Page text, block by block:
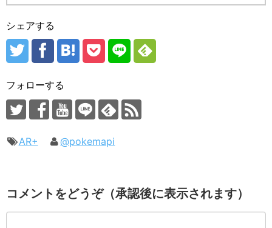
シェアする
フォローする
AR+ @pokemapi
コメントをどうぞ（承認後に表示されます）